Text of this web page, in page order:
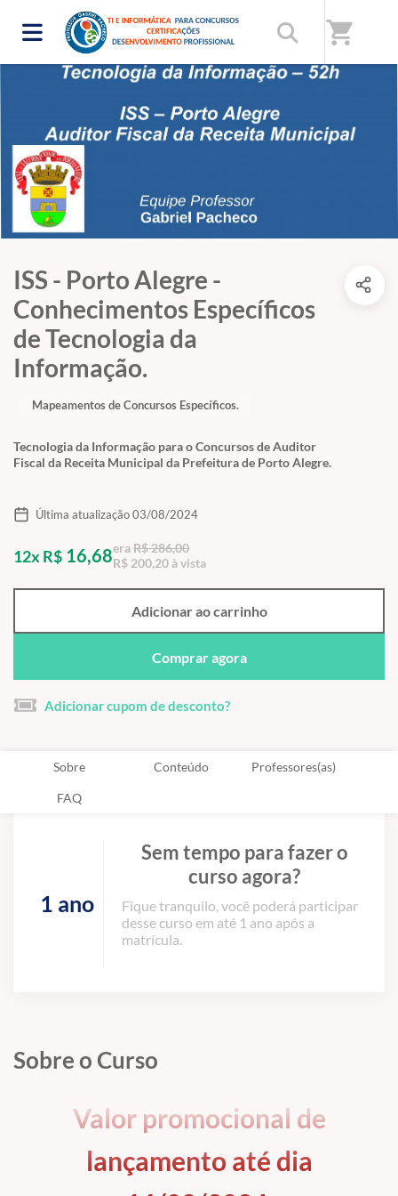
shopping_cart
ISS - Porto Alegre -
Conhecimentos Específicos
de Tecnologia da
Informação.
Tecnologia da Informação para o Concursos de Auditor
Fiscal da Receita Municipal da Prefeitura de Porto Alegre.
Mapeamentos de Concursos Específicos.
Última atualização 03/08/2024
12x R$ 16,68eraR$ 286,00
R$ 200,20 à vista
Adicionar ao carrinho
Comprar agora
Adicionar cupom de desconto?
Sobre Conteúdo Professores(as)
FAQ
1 ano
Sem tempo para fazer o
curso agora?
Fique tranquilo, você poderá participar
desse curso em até 1 ano após a
matrícula.
Sobre o Curso
Valor promocional de
lançamento até dia